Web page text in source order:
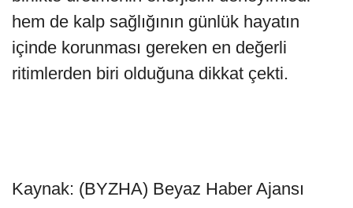
hem de kalp sağlığının günlük hayatın
içinde korunması gereken en değerli
ritimlerden biri olduğuna dikkat çekti.
Kaynak: (BYZHA) Beyaz Haber Ajansı